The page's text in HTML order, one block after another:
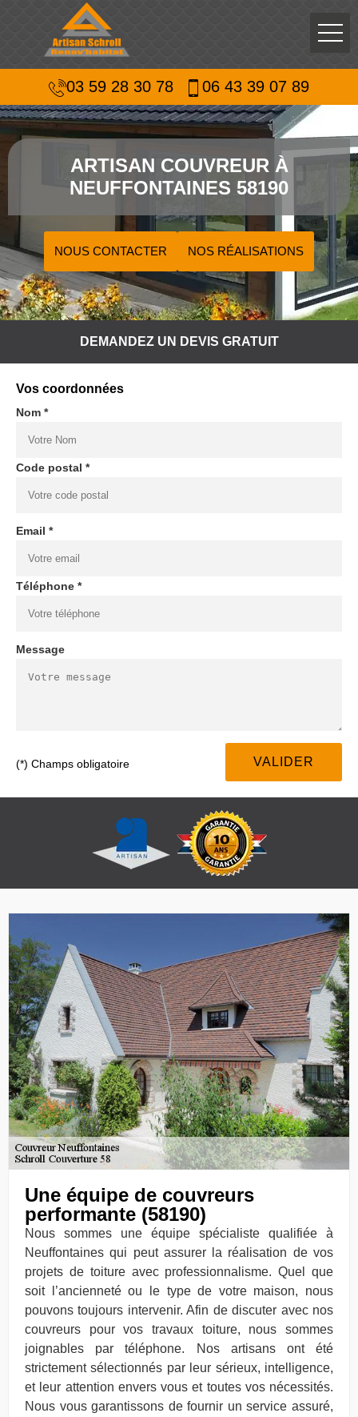
03 59 28 30 78 06 43 39 07 89
ARTISAN COUVREUR À
NEUFFONTAINES 58190
NOUS CONTACTER NOS RÉALISATIONS
DEMANDEZ UN DEVIS GRATUIT
Vos coordonnées
Nom *
Code postal *
Email *
Téléphone *
Message
(*) Champs obligatoire
Une équipe de couvreurs
performante (58190)
Nous sommes une équipe spécialiste qualifiée à
Neuffontaines qui peut assurer la réalisation de vos
projets de toiture avec professionnalisme. Quel que
soit l’ancienneté ou le type de votre maison, nous
pouvons toujours intervenir. Afin de discuter avec nos
couvreurs pour vos travaux toiture, nous sommes
joignables par téléphone. Nos artisans ont été
strictement sélectionnés par leur sérieux, intelligence,
et leur attention envers vous et toutes vos nécessités.
Nous vous garantissons de fournir un service assuré,